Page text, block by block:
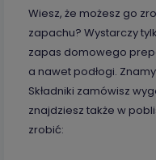
Wiesz, że możesz go
zapachu? Wystarczy
zapas domowego
a nawet podłogi.
Składniki zamówisz
znajdziesz także w
zrobić: